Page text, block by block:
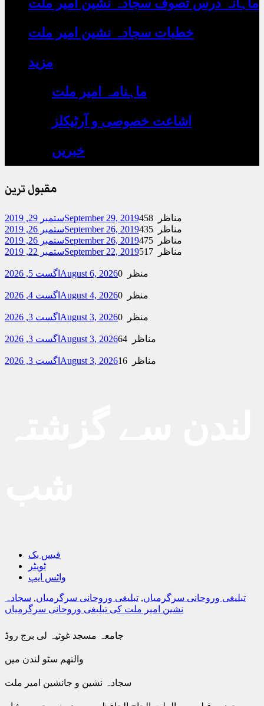
ماہانہ درس تصوف سجادہ نشین امیر ملت
خطبات سجادہ نشین امیر ملت
مزید
ماہنامہ امیر ملت
اشاعت خصوصی و آرٹیکلز
خبریں
مقبول ترین
ستمبر 29, 2019September 29, 2019
458 مناظر
ستمبر 26, 2019September 26, 2019
435 مناظر
ستمبر 26, 2019September 26, 2019
475 مناظر
ستمبر 22, 2019September 22, 2019 517 مناظر
اگست 5, 2026 August 6, 2026 0 منظر
اگست 4, 2026 August 4, 2026 0 منظر
اگست 3, 2026 August 3, 2026 0 منظر
اگست 3, 2026 August 3, 2026 64 مناظر
اگست 3, 2026 August 3, 2026 16 مناظر
فیس بک
ٹویٹر
واٹس ایپ
تبلیغی وروحانی سرگرمیاں, تبلیغی وروحانی سرگرمیاں, سجادہ
نشین امیر ملت کی تبلیغی وروحانی سرگرمیاں
جامعہ مسجد غوثیہ لی برج روڈ
والتھم سٹو لندن میں
سجادہ نشین و جانشین امیر ملت